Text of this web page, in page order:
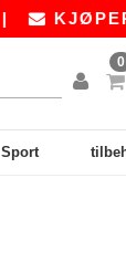
KJØPER
0
Sport